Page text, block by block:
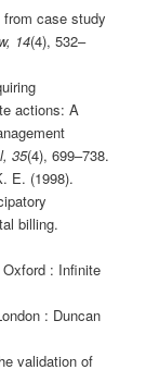
case study
14(4), 532–
actions: A
35(4), 699–738.
E. (1998).
billing.
: Infinite
: Duncan
validation of